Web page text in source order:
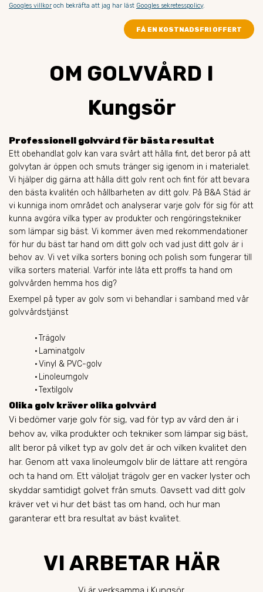
Googles villkor och bekräfta att jag har läst Googles sekretesspolicy.
FÅ EN KOSTNADSFRI OFFERT
OM GOLVVÅRD I
Kungsör
Professionell golvvård för bästa resultat
Ett obehandlat golv kan vara svårt att hålla fint, det beror på att
golvytan är öppen och smuts tränger sig igenom in i materialet.
Vi hjälper dig gärna att hålla ditt golv rent och fint för att bevara
den bästa kvalitén och hållbarheten av ditt golv. På B&A Städ är
vi kunniga inom området och analyserar varje golv för sig för att
kunna avgöra vilka typer av produkter och rengöringstekniker
som lämpar sig bäst. Vi kommer även med rekommendationer
för hur du bäst tar hand om ditt golv och vad just ditt golv är i
behov av. Vi vet vilka sorters boning och polish som fungerar till
vilka sorters material. Varför inte låta ett proffs ta hand om
golvvården hemma hos dig?
Exempel på typer av golv som vi behandlar i samband med vår
golvvårdstjänst
Trägolv
Laminatgolv
Vinyl & PVC-golv
Linoleumgolv
Textilgolv
Olika golv kräver olika golvvård
Vi bedömer varje golv för sig, vad för typ av vård den är i
behov av, vilka produkter och tekniker som lämpar sig bäst,
allt beror på vilket typ av golv det är och vilken kvalitet den
har. Genom att vaxa linoleumgolv blir de lättare att rengöra
och ta hand om. Ett väloljat trägolv ger en vacker lyster och
skyddar samtidigt golvet från smuts. Oavsett vad ditt golv
kräver vet vi hur det bäst tas om hand, och hur man
garanterar ett bra resultat av bäst kvalitet.
VI ARBETAR HÄR